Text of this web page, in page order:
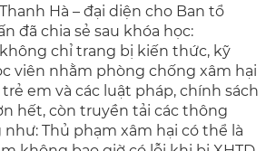
Hà – đại diện cho Ban tổ
đã chia sẻ sau khóa học:
chỉ trang bị kiến thức, kỹ
viên nhằm phòng chống xâm hại
em và các luật pháp, chính sách
hết, còn truyền tải các thông
Thủ phạm xâm hại có thể là